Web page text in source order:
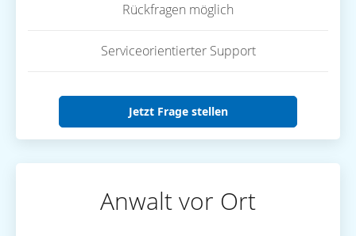
Rückfragen möglich
Serviceorientierter Support
Jetzt Frage stellen
Anwalt vor Ort